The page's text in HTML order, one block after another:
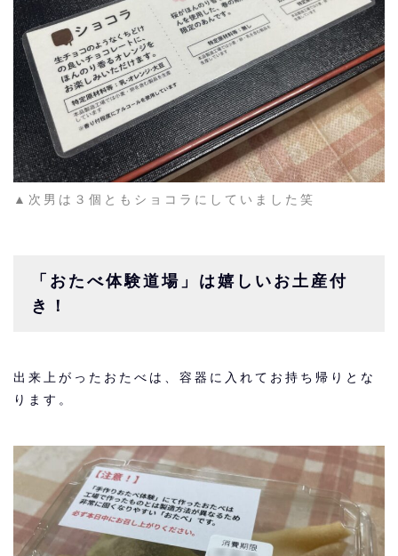
▲次男は３個ともショコラにしていました笑
「おたべ体験道場」は嬉しいお土産付
き！
出来上がったおたべは、容器に入れてお持ち帰りとな
ります。